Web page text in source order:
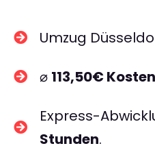
Umzug
⌀ 113,50€ Kosten
Express-
Stunden.